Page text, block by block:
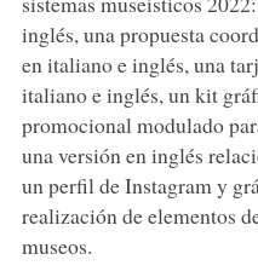
inglés, una propuesta
en italiano e inglés, una
italiano e inglés, un kit
promocional modulado
una versión en inglés
un perfil de Instagram y
realización de elementos
museos.